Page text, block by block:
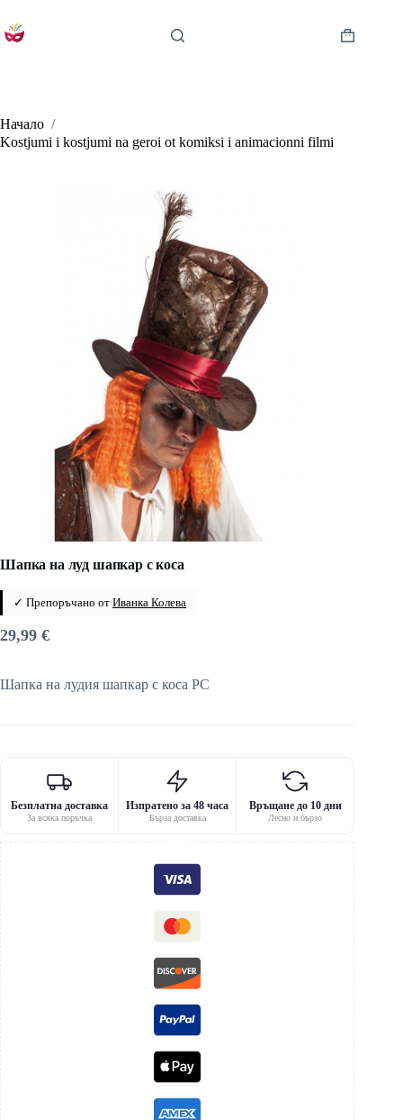
to
content
Shopping
Начало /
Kostjumi i kostjumi na geroi ot komiksi i animacionni filmi
Шапка на луд шапкар с коса
✓ Препоръчано от Иванка Колева
29,99 €
Шапка на лудия шапкар с коса PC
Безплатна доставка
За всяка поръчка
Изпратено за 48 часа
Бърза доставка
Връщане до 10 дни
Лесно и бързо